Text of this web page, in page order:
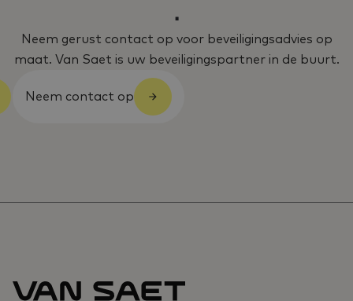
.
Neem gerust contact op voor beveiligingsadvies op
maat. Van Saet is uw beveiligingspartner in de buurt.
Neem contact op